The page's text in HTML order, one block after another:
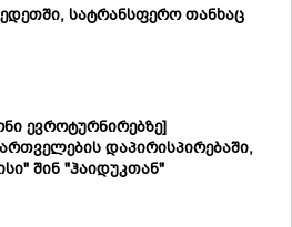
სატრანსფერო თანხაც
ევროტურნირებზე]
დაპირისპირებაში,
შინ "ჰაიდუკთან"